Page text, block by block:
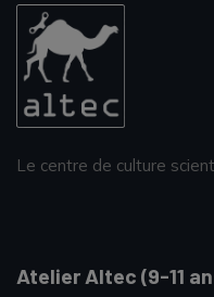
Le centre de culture
Atelier Altec (9-11